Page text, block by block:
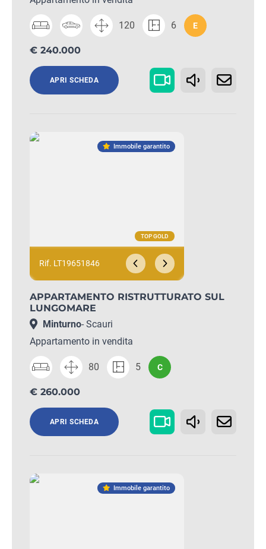
120 6 E
€ 240.000
APRI SCHEDA
Immobile garantito
Rif. LT19651846
APPARTAMENTO RISTRUTTURATO SUL
LUNGOMARE
Minturno- Scauri
Appartamento in vendita
80 5 C
€ 260.000
APRI SCHEDA
Immobile garantito